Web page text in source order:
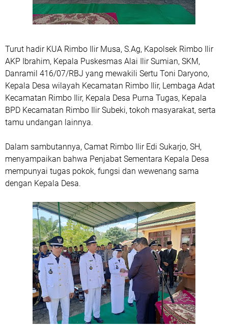
Turut hadir KUA Rimbo Ilir Musa, S.Ag, Kapolsek Rimbo Ilir
AKP Ibrahim, Kepala Puskesmas Alai Ilir Sumian, SKM,
Danramil 416/07/RBJ yang mewakili Sertu Toni Daryono,
Kepala Desa wilayah Kecamatan Rimbo Ilir, Lembaga Adat
Kecamatan Rimbo Ilir, Kepala Desa Purna Tugas, Kepala
BPD Kecamatan Rimbo Ilir Subeki, tokoh masyarakat, serta
tamu undangan lainnya.
Dalam sambutannya, Camat Rimbo Ilir Edi Sukarjo, SH,
menyampaikan bahwa Penjabat Sementara Kepala Desa
mempunyai tugas pokok, fungsi dan wewenang sama
dengan Kepala Desa.